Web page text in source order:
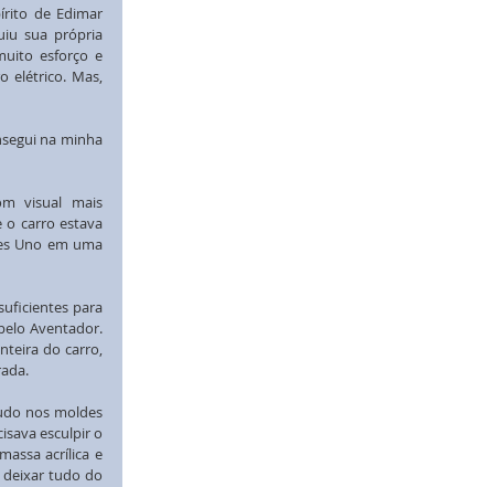
de Edimar
sua própria
esforço e
elétrico. Mas,
na minha
visual mais
o carro estava
Uno em uma
para
Aventador.
do carro,
nos moldes
esculpir o
acrílica e
tudo do